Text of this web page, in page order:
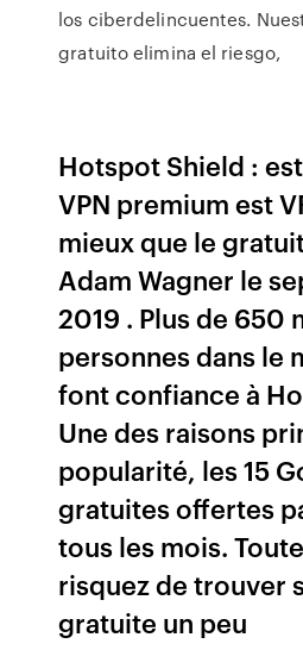
los ciberdelincuentes.
gratuito elimina el riesgo,
Hotspot Shield :
VPN premium est
mieux que le
Adam Wagner le
2019 . Plus de 650
personnes dans le
font confiance à
Une des raisons
popularité, les 15
gratuites offertes
tous les mois.
risquez de trouver
gratuite un peu